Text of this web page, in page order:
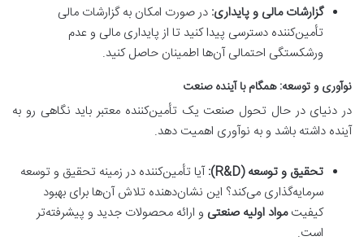
گزارشات مالی و پایداری: در صورت امکان به گزارشات مالی
تأمین‌کننده دسترسی پیدا کنید تا از پایداری مالی و عدم
ورشکستگی احتمالی آن‌ها اطمینان حاصل کنید.
نوآوری و توسعه: همگام با آینده صنعت
در دنیای در حال تحول صنعت یک تأمین‌کننده معتبر باید نگاهی رو به
آینده داشته باشد و به نوآوری اهمیت دهد.
تحقیق و توسعه (R&D):
آیا تأمین‌کننده در زمینه تحقیق و توسعه
سرمایه‌گذاری می‌کند؟ این نشان‌دهنده تلاش آن‌ها برای بهبود
کیفیتمواد اولیه صنعتی و ارائه محصولات جدید و پیشرفته‌تر
است.